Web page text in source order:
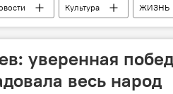
Культура ЖИЗНЬ
уверенная
весь народ